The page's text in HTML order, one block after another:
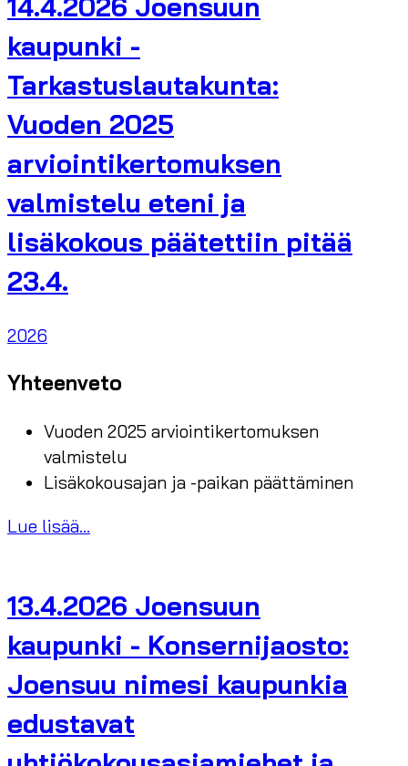
kaupunki -
Tarkastuslautakunta:
Vuoden 2025
arviointikertomuksen
valmistelu eteni ja
lisäkokous päätettiin pitää
23.4.
2026
Yhteenveto
Vuoden 2025 arviointikertomuksen
valmistelu
Lisäkokousajan ja -paikan päättäminen
Lue lisää...
13.4.2026 Joensuun
kaupunki - Konsernijaosto:
Joensuu nimesi kaupunkia
edustavat